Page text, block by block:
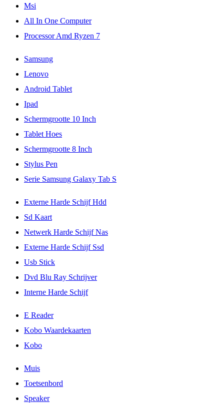
Msi
All In One Computer
Processor Amd Ryzen 7
Samsung
Lenovo
Android Tablet
Ipad
Schermgrootte 10 Inch
Tablet Hoes
Schermgrootte 8 Inch
Stylus Pen
Serie Samsung Galaxy Tab S
Externe Harde Schijf Hdd
Sd Kaart
Netwerk Harde Schijf Nas
Externe Harde Schijf Ssd
Usb Stick
Dvd Blu Ray Schrijver
Interne Harde Schijf
E Reader
Kobo Waardekaarten
Kobo
Muis
Toetsenbord
Speaker